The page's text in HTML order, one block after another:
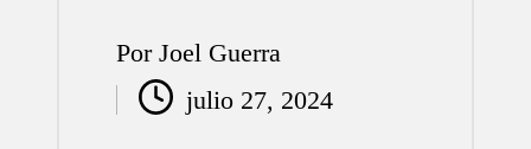
Publicado
por
Por Joel Guerra
julio 27, 2024